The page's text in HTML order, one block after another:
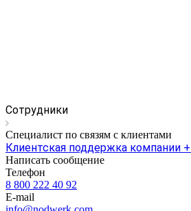
Сотрудники
Специалист по связям с клиентами
Клиентская поддержка компании
Написать сообщение
Телефон
8 800 222 40 92
E-mail